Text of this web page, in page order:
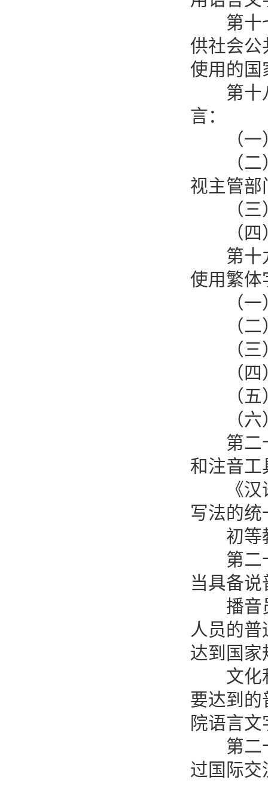
第十七
供社会公
使用的国
第十八
言：
（一）
（二）
视主管部
（三）
（四）
第十九
使用繁体
（一
（二）
（三）
（四）
（五）
（六）
第二十
和注音工
《汉语
写法的
初等教
第二十
当具备
播音员
人员的
达到国家
文化和
要达到的
院语言
第二十
过国际交